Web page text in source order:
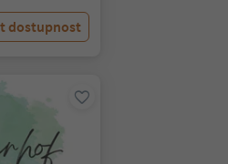
dostupnost